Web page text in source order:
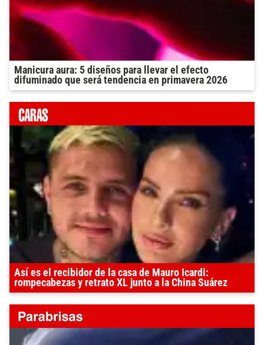
Manicura aura: 5 diseños para llevar el efecto
difuminado que será tendencia en primavera 2026
Así es el recibidor de la casa de Mauro Icardi:
rompecabezas y retrato XL junto a la China Suárez